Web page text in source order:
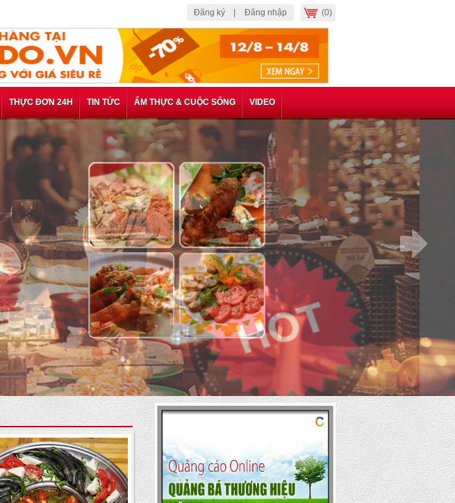
Đăng ký | Đăng nhập (0)
THỰC ĐƠN 24H TIN TỨC ẨM THỰC & CUỘC SỐNG VIDEO
Thưởng Thức Phần Ăn Cao Cấp Tại
Animus Napa Wine & Cigar Lounge
Thưởng Thức Phần Ăn Cao Cấp Tại Animus Napa Wine &
Cigar Lounge - Điểm Đến Của Những Người Sành Điệu Và
Thực Sự Am Hiểu Về Vang. Voucher 315.000 VNĐ, Còn
175.000 VNĐ, Giảm 44%.